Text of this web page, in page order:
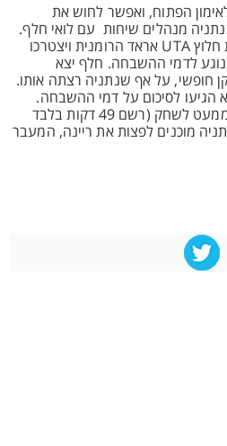
הפתוח, ואפשר לחוש את
מנהלים שיחות עם לואי חלף.
היהלומים מעוניינים לצרף את חלוץ UTA אראד הרומנית ויצטרכו
לדמי ההשבחה. חלף יצא
חופשי, על אף שנתניה רצתה אותו.
הגיעו לסיכום על דמי ההשבחה.
כעת בעקבות העובדה שהוא ממעט לשחק (רשם 49 דקות בלבד
מוכנים לפצות את ריינה, המעבר